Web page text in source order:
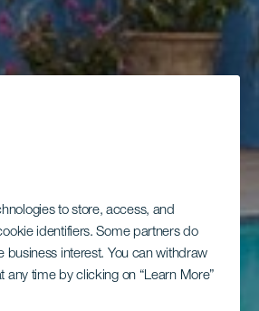
to store, access, and
identifiers. Some partners do
business interest. You can withdraw
time by clicking on “Learn More”